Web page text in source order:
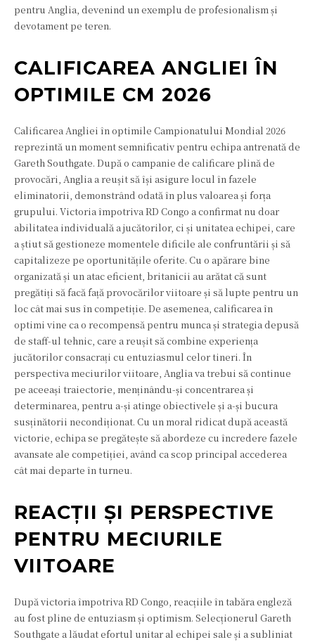
pentru Anglia, devenind un exemplu de profesionalism și
devotament pe teren.
CALIFICAREA ANGLIEI ÎN
OPTIMILE CM 2026
Calificarea Angliei în optimile Campionatului Mondial 2026
reprezintă un moment semnificativ pentru echipa antrenată de
Gareth Southgate. După o campanie de calificare plină de
provocări, Anglia a reușit să își asigure locul în fazele
eliminatorii, demonstrând odată în plus valoarea și forța
grupului. Victoria împotriva RD Congo a confirmat nu doar
abilitatea individuală a jucătorilor, ci și unitatea echipei, care
a știut să gestioneze momentele dificile ale confruntării și să
capitalizeze pe oportunitățile oferite. Cu o apărare bine
organizată și un atac eficient, britanicii au arătat că sunt
pregătiți să facă față provocărilor viitoare și să lupte pentru un
loc cât mai sus în competiție. De asemenea, calificarea în
optimi vine ca o recompensă pentru munca și strategia depusă
de staff-ul tehnic, care a reușit să combine experiența
jucătorilor consacrați cu entuziasmul celor tineri. În
perspectiva meciurilor viitoare, Anglia va trebui să continue
pe aceeași traiectorie, menținându-și concentrarea și
determinarea, pentru a-și atinge obiectivele și a-și bucura
susținătorii necondiționat. Cu un moral ridicat după această
victorie, echipa se pregătește să abordeze cu încredere fazele
avansate ale competiției, având ca scop principal accederea
cât mai departe în turneu.
REACȚII ȘI PERSPECTIVE
PENTRU MECIURILE
VIITOARE
După victoria împotriva RD Congo, reacțiile în tabăra engleză
au fost pline de entuziasm și optimism. Selecționerul Gareth
Southgate a lăudat efortul unitar al echipei sale și a subliniat